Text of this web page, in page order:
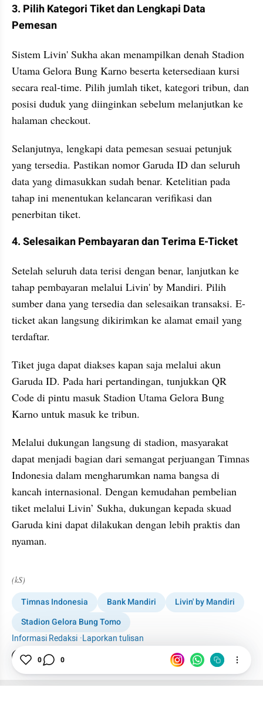
3. Pilih Kategori Tiket dan Lengkapi Data
Pemesan
Sistem Livin' Sukha akan menampilkan denah Stadion
Utama Gelora Bung Karno beserta ketersediaan kursi
secara real-time. Pilih jumlah tiket, kategori tribun, dan
posisi duduk yang diinginkan sebelum melanjutkan ke
halaman checkout.
Selanjutnya, lengkapi data pemesan sesuai petunjuk
yang tersedia. Pastikan nomor Garuda ID dan seluruh
data yang dimasukkan sudah benar. Ketelitian pada
tahap ini menentukan kelancaran verifikasi dan
penerbitan tiket.
4. Selesaikan Pembayaran dan Terima E-Ticket
Setelah seluruh data terisi dengan benar, lanjutkan ke
tahap pembayaran melalui Livin' by Mandiri. Pilih
sumber dana yang tersedia dan selesaikan transaksi. E-
ticket akan langsung dikirimkan ke alamat email yang
terdaftar.
Tiket juga dapat diakses kapan saja melalui akun
Garuda ID. Pada hari pertandingan, tunjukkan QR
Code di pintu masuk Stadion Utama Gelora Bung
Karno untuk masuk ke tribun.
Melalui dukungan langsung di stadion, masyarakat
dapat menjadi bagian dari semangat perjuangan Timnas
Indonesia dalam mengharumkan nama bangsa di
kancah internasional. Dengan kemudahan pembelian
tiket melalui Livin’ Sukha, dukungan kepada skuad
Garuda kini dapat dilakukan dengan lebih praktis dan
nyaman.
(kS)
Timnas Indonesia Bank Mandiri
Livin' by Mandiri
Stadion Gelora Bung Tomo
Informasi Redaksi ·Laporkan tulisan
Editor Section Tim Editor
0 0